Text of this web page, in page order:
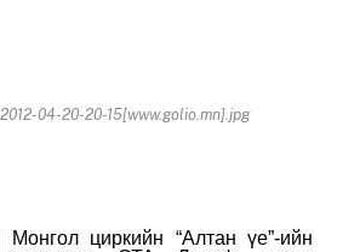
04-20-20-15[www.golio.mn].jpg
Монгол циркийн “Алтан үе”-ийн